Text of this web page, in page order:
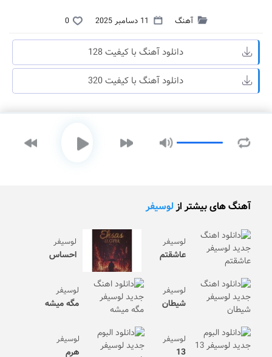
آهنگ 11 دسامبر 2025 0
دانلود آهنگ با کیفیت 128
دانلود آهنگ با کیفیت 320
آهنگ های بیشتر ازلوسیفر
لوسیفر
عاشقتم
لوسیفر
احساس
لوسیفر
شیطان
لوسیفر
مگه میشه
لوسیفر
13
لوسیفر
هرم